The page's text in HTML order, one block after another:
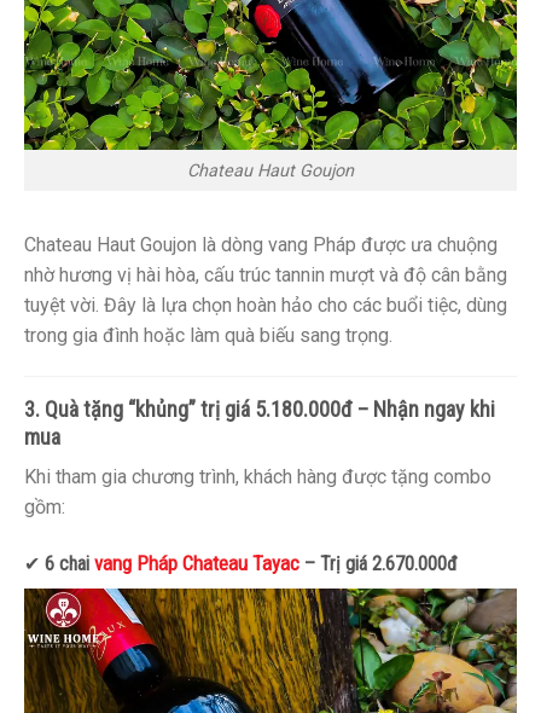
Chateau Haut Goujon
Chateau Haut Goujon là dòng vang Pháp được ưa chuộng
nhờ hương vị hài hòa, cấu trúc tannin mượt và độ cân bằng
tuyệt vời. Đây là lựa chọn hoàn hảo cho các buổi tiệc, dùng
trong gia đình hoặc làm quà biếu sang trọng.
3. Quà tặng “khủng” trị giá 5.180.000đ – Nhận ngay khi
mua
Khi tham gia chương trình, khách hàng được tặng combo
gồm:
✔ 6 chai vang Pháp Chateau Tayac – Trị giá 2.670.000đ